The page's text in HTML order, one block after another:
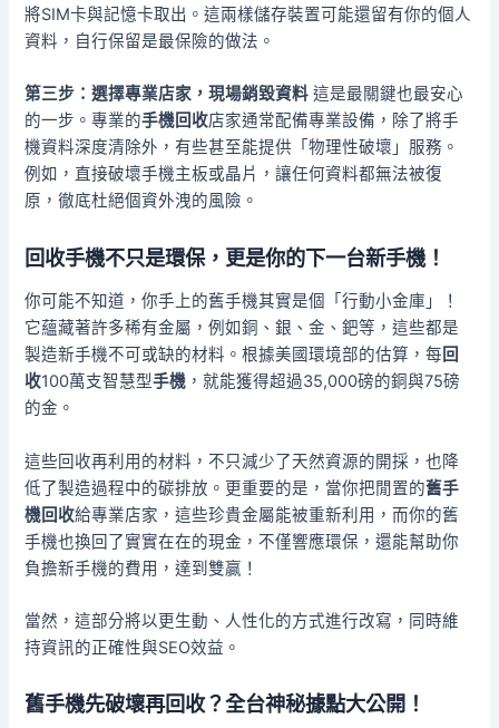
將SIM卡與記憶卡取出。這兩樣儲存裝置可能還留有你的個人
資料，自行保留是最保險的做法。
第三步：選擇專業店家，現場銷毀資料 這是最關鍵也最安心
的一步。專業的手機回收店家通常配備專業設備，除了將手
機資料深度清除外，有些甚至能提供「物理性破壞」服務。
例如，直接破壞手機主板或晶片，讓任何資料都無法被復
原，徹底杜絕個資外洩的風險。
回收手機不只是環保，更是你的下一台新手機！
你可能不知道，你手上的舊手機其實是個「行動小金庫」！
它蘊藏著許多稀有金屬，例如銅、銀、金、鈀等，這些都是
製造新手機不可或缺的材料。根據美國環境部的估算，每 回
收100萬支智慧型手機 ，就能獲得超過35,000磅的銅與75磅
的金。
這些回收再利用的材料，不只減少了天然資源的開採，也降
低了製造過程中的碳排放。更重要的是，當你把閒置的舊手
機回收給專業店家，這些珍貴金屬能被重新利用，而你的舊
手機也換回了實實在在的現金，不僅響應環保，還能幫助你
負擔新手機的費用，達到雙贏！
當然，這部分將以更生動、人性化的方式進行改寫，同時維
持資訊的正確性與SEO效益。
舊手機先破壞再回收？全台神秘據點大公開！